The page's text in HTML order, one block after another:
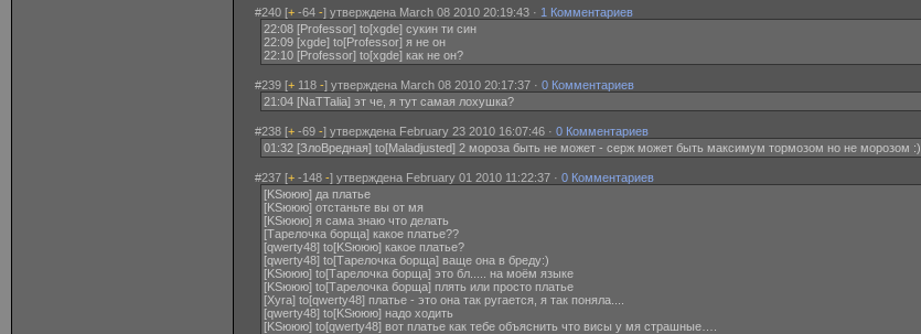
#240 [+ -64 -] утверждена March 08 2010 20:19:43 · 1 Комментариев
22:08 [Professor] to[xgde] сукин ти син
22:09 [xgde] to[Professor] я не он
22:10 [Professor] to[xgde] как не он?
#239 [+ 118 -] утверждена March 08 2010 20:17:37 · 0 Комментариев
21:04 [NaTTalia] эт че, я тут самая лохушка?
#238 [+ -69 -] утверждена February 23 2010 16:07:46 · 0 Комментариев
01:32 [ЗлоВредная] to[Maladjusted] 2 мороза быть не может - серж может быть максимум тормозом но не морозом :)
#237 [+ -148 -] утверждена February 01 2010 11:22:37 · 0 Комментариев
[KSююю] да платье
[KSююю] отстаньте вы от мя
[KSююю] я сама знаю что делать
[Тарелочка борща] какое платье??
[qwerty48] to[KSююю] какое платье?
[qwerty48] to[Тарелочка борща] ваще она в бреду:)
[KSююю] to[Тарелочка борща] это бл..... на моём языке
[KSююю] to[Тарелочка борща] плять или просто платье
[Xyra] to[qwerty48] платье - это она так ругается, я так поняла....
[qwerty48] to[KSююю] надо ходить
[KSююю] to[qwerty48] вот платье как тебе объяснить что висы у мя страшные….